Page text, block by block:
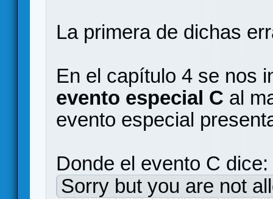
La primera de dichas
En el capítulo 4 se nos
evento especial C al
evento especial
Donde el evento C dice:
Sorry but you are not